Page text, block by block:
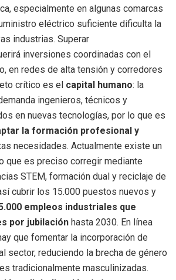
especialmente en algunas comarcas
eléctrico suficiente dificulta la
industrias. Superar
inversiones coordinadas con el
en redes de alta tensión y corredores
crítico es el capital humano: la
ingenieros, técnicos y
en nuevas tecnologías, por lo que es
la formación profesional y
necesidades. Actualmente existe un
que es preciso corregir mediante
STEM, formación dual y reciclaje de
cubrir los 15.000 puestos nuevos y
empleos industriales que
por jubilación hasta 2030. En línea
que fomentar la incorporación de
sector, reduciendo la brecha de género
tradicionalmente masculinizadas.